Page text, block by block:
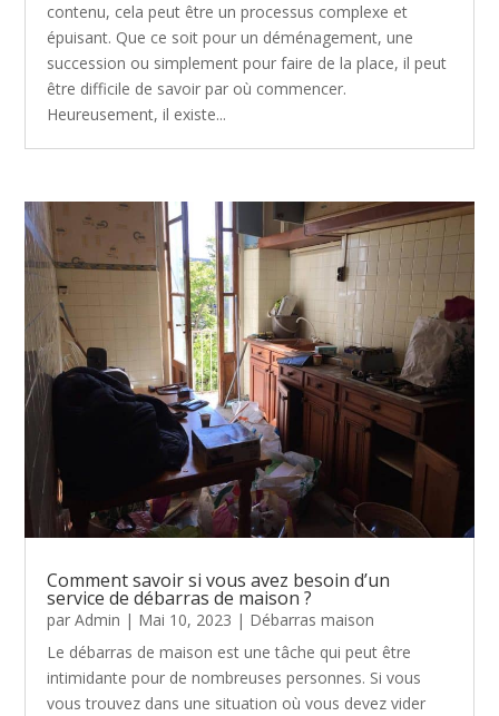
contenu, cela peut être un processus complexe et
épuisant. Que ce soit pour un déménagement, une
succession ou simplement pour faire de la place, il peut
être difficile de savoir par où commencer.
Heureusement, il existe...
Comment savoir si vous avez besoin d’un
service de débarras de maison ?
parAdmin | Mai 10, 2023 | Débarras maison
Le débarras de maison est une tâche qui peut être
intimidante pour de nombreuses personnes. Si vous
vous trouvez dans une situation où vous devez vider